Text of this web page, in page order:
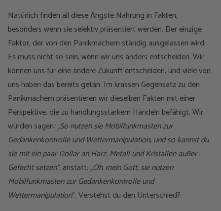
Natürlich finden all diese Ängste Nahrung in Fakten,
besonders wenn sie selektiv präsentiert werden. Der einzige
Faktor, der von den Panikmachern ständig ausgelassen wird:
Es muss nicht so sein, wenn wir uns anders entscheiden. Wir
können uns für eine andere Zukunft entscheiden, und viele von
uns haben das bereits getan. Im krassen Gegensatz zu den
Panikmachern präsentieren wir dieselben Fakten mit einer
Perspektive, die zu handlungsstarkem Handeln befähigt. Wir
würden sagen: „So nutzen sie Mobilfunkmasten zur
Gedankenkontrolle und Wettermanipulation, und so kannst du
sie mit ein paar Dollar an Harz, Metall und Kristallen außer
Gefecht setzen“,anstatt:„Oh mein Gott, sie nutzen
Mobilfunkmasten zur Gedankenkontrolle und
Wettermanipulation“. Verstehst du den Unterschied?